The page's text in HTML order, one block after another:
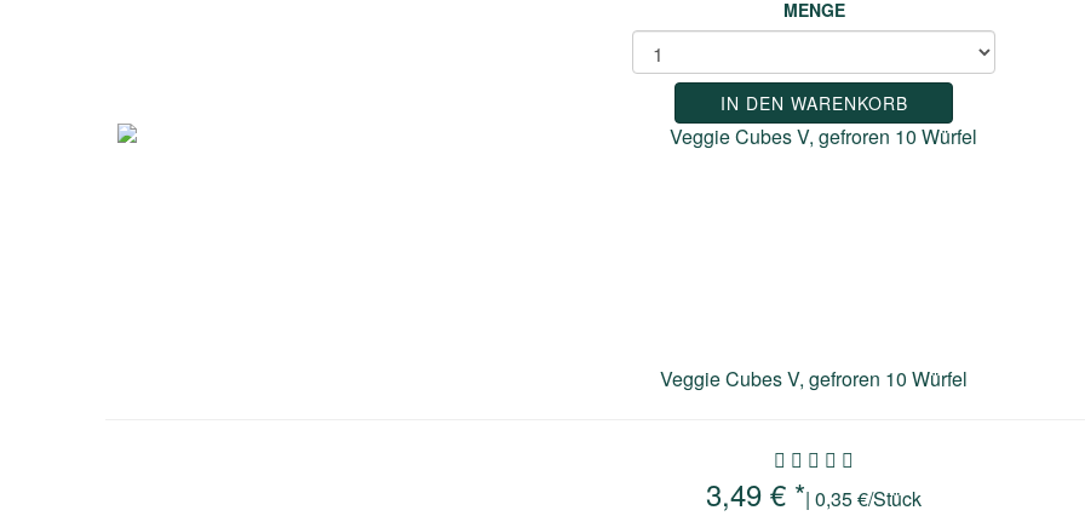
MENGE
IN DEN WARENKORB
Veggie Cubes V, gefroren 10 Würfel
3,49 € *| 0,35 €/Stück